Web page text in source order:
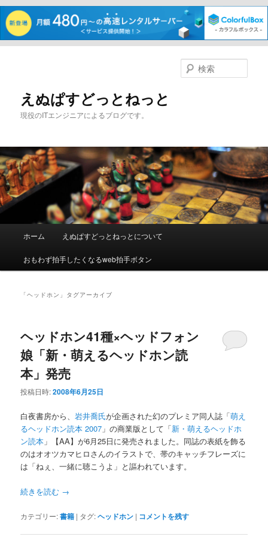
へ
移
動
移
動
えぬぱすどっとねっと
現役のITエンジニアによるブログです。
索
メ
ホーム えぬぱすどっとねっとについて
おもわず拍手したくなるweb拍手ボタン
「ヘッドホン 」タグアーカイブ
ヘッドホン41種×ヘッドフォン
娘「新・萌えるヘッドホン読
本」発売
投稿日時:2008年6月25日
白夜書房から、岩井喬氏が企画された幻のプレミア同人誌「萌え
るヘッドホン読本 2007 」の商業版として「新・萌えるヘッドホ
ン読本 」【AA】が6月25日に発売されました。同誌の表紙を飾る
のはオオツカマヒロさんのイラストで、帯のキャッチフレーズに
は「ねぇ、一緒に聴こうよ」と謳われています。
続きを読む →
カテゴリー:書籍 | タグ:ヘッドホン | コメントを残す